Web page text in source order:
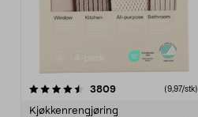
3809anmeldelser(9,97/stk)
Kjøkkenrengjøring
4.5av 5 stjerner